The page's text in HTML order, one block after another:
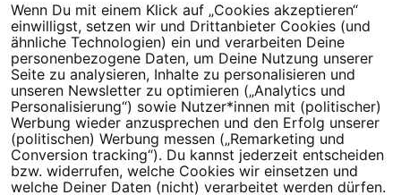
Dein Engagement macht den Unterschied. Schließe Dich 4,5
Millionen Menschen an.
Newsletter bestellen
Campact e.V.
IBAN DE95 2‍5‍1‍2 0‍5‍1‍0 6‍9‍8‍0 0‍0‍0‍0 0‍0
Wenn Du mit einem Klick auf „Cookies akzeptieren“
einwilligst, setzen wir und Drittanbieter Cookies (und
ähnliche Technologien) ein und verarbeiten Deine
personenbezogene Daten, um Deine Nutzung unserer
Seite zu analysieren, Inhalte zu personalisieren und
unseren Newsletter zu optimieren („Analytics und
Personalisierung“) sowie Nutzer*innen mit (politischer)
Werbung wieder anzusprechen und den Erfolg unserer
(politischen) Werbung messen („Remarketing und
Conversion tracking“). Du kannst jederzeit entscheiden
bzw. widerrufen, welche Cookies wir einsetzen und
welche Deiner Daten (nicht) verarbeitet werden dürfen.